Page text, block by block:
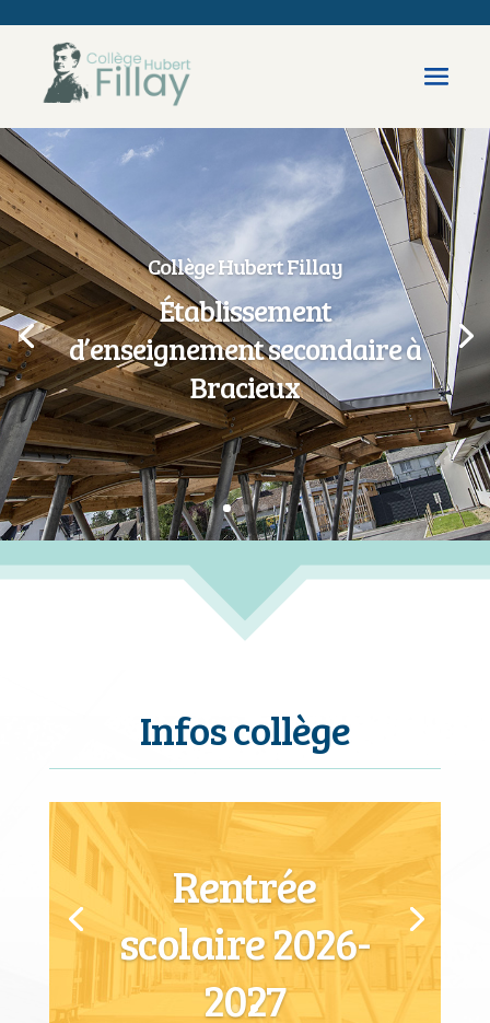
Collège Hubert Fillay
Établissement
d’enseignement secondaire à
Bracieux
Infos collège
Rentrée
scolaire 2026-
2027